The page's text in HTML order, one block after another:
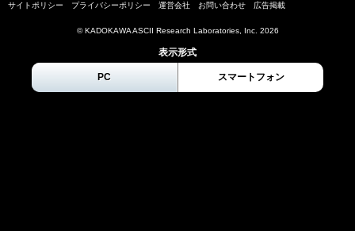
サイトポリシー プライバシーポリシー 運営会社 お問い合わせ 広告掲載
© KADOKAWA ASCII Research Laboratories, Inc. 2026
表示形式
PC スマートフォン